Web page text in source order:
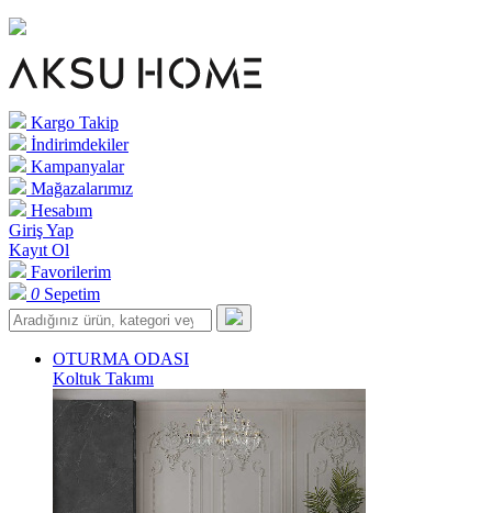
Kargo Takip
İndirimdekiler
Kampanyalar
Mağazalarımız
Hesabım
Giriş Yap
Kayıt Ol
Favorilerim
0 Sepetim
OTURMA ODASI
Koltuk Takımı